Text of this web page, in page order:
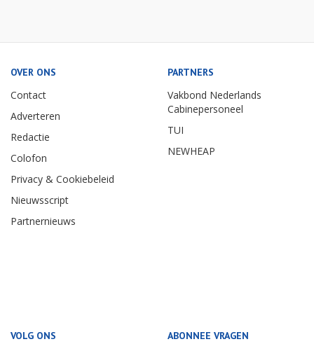
OVER ONS
Contact
Adverteren
Redactie
Colofon
Privacy & Cookiebeleid
Nieuwsscript
Partnernieuws
PARTNERS
Vakbond Nederlands
Cabinepersoneel
TUI
NEWHEAP
VOLG ONS ABONNEE VRAGEN